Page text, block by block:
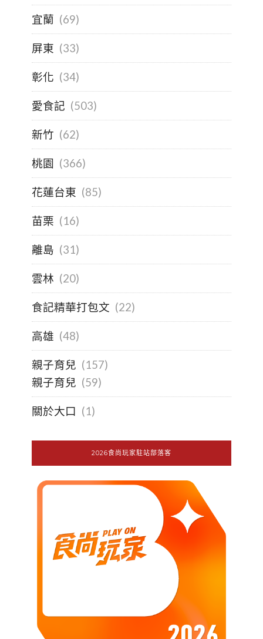
宜蘭 (69)
屏東 (33)
彰化 (34)
愛食記 (503)
新竹 (62)
桃園 (366)
花蓮台東 (85)
苗栗 (16)
離島 (31)
雲林 (20)
食記精華打包文 (22)
高雄 (48)
親子育兒 (157)
親子育兒 (59)
關於大口 (1)
2026食尚玩家駐站部落客